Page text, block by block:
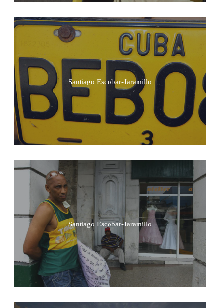
Santiago Escobar-Jaramillo
Santiago Escobar-Jaramillo